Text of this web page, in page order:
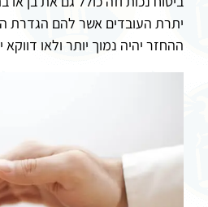
יתרת העובדים אשר להם הגדרת
ההחזר יהיה נמוך יותר ולאו